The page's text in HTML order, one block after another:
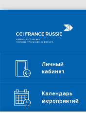
Личный
кабинет
Календарь
мероприятий